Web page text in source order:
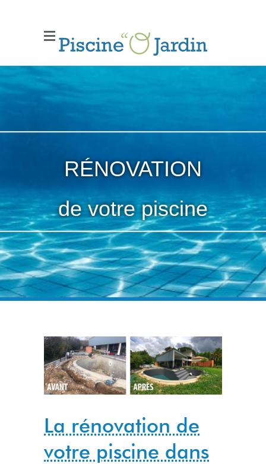
RÉNOVATION
de votre piscine
La rénovation de
votre piscine dans